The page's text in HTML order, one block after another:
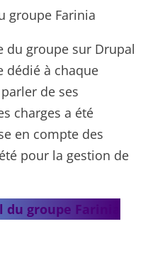
groupe Farinia
du groupe sur Drupal
dédié à chaque
de ses
charges a été
en compte des
pour la gestion de
groupe Farinia